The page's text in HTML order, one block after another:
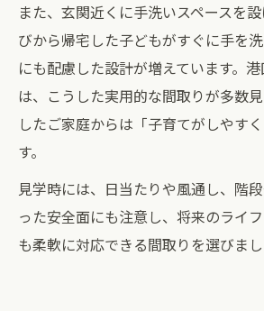
また、玄関近くに手洗いスペースを
びから帰宅した子どもがすぐに手を
にも配慮した設計が増えています。
は、こうした実用的な間取りが多数
したご家庭からは「子育てがしやす
す。
見学時には、日当たりや風通し、階
った安全面にも注意し、将来のライ
も柔軟に対応できる間取りを選びまし